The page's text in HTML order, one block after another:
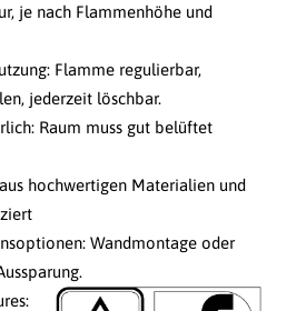
je nach Flammenhöhe und
Flamme regulierbar,
jederzeit löschbar.
Raum muss gut belüftet
hochwertigen Materialien und
Wandmontage oder